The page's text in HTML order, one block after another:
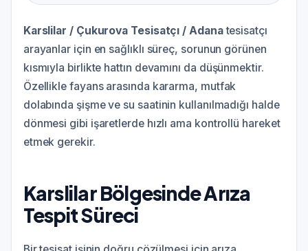
Karslilar / Çukurova Tesisatçı / Adanatesisatçı
arayanlar için en sağlıklı süreç, sorunun görünen
kısmıyla birlikte hattın devamını da düşünmektir.
Özellikle fayans arasında kararma, mutfak
dolabında şişme ve su saatinin kullanılmadığı halde
dönmesi gibi işaretlerde hızlı ama kontrollü hareket
etmek gerekir.
Karslilar Bölgesinde Arıza
Tespit Süreci